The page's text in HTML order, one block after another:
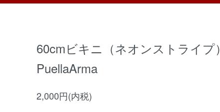
60cmビキニ（ネオンストライプ）
PuellaArma
2,000円(内税)